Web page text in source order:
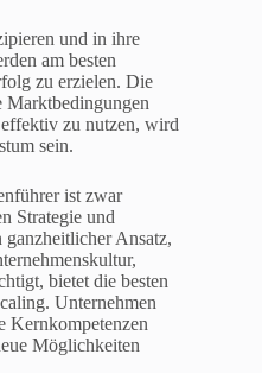
und in ihre
am besten
zu erzielen. Die
Marktbedingungen
zu nutzen, wird
sein.
ist zwar
Strategie und
ganzheitlicher Ansatz,
bietet die besten
Unternehmen
Kernkompetenzen
Möglichkeiten